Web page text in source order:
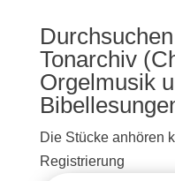
Tonarchiv
Orgelmusik
Die Stücke anhören
Registrierung